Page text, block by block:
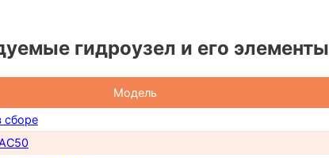
гидроузел и его элементы
Модель
сборе